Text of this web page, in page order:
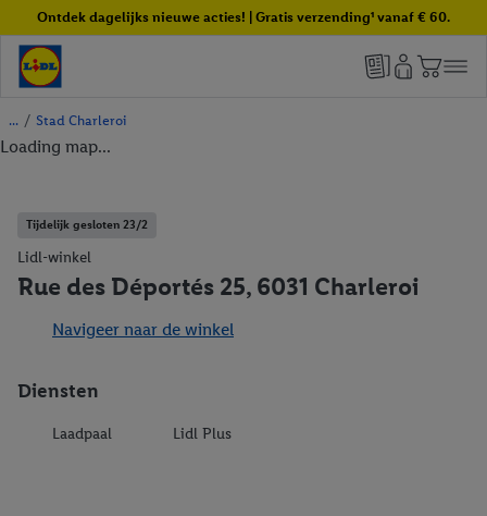
Ontdek dagelijks nieuwe acties! | Gratis verzending¹ vanaf € 60.
/ Stad Charleroi
Loading map...
Tijdelijk gesloten 23/2
Lidl-winkel
Rue des Déportés 25, 6031 Charleroi
Navigeer naar de winkel
Diensten
Laadpaal Lidl Plus